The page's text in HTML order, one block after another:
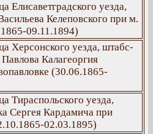
Елисаветградского уезда,
Келеповского при м.
09.11.1894)
Херсонского уезда, штабс-
Калагеоргия
(30.06.1865-
Тираспольского уезда,
Сергея Кардамича при
02.03.1895)